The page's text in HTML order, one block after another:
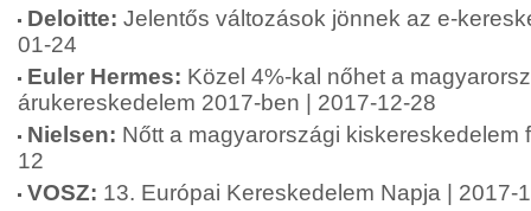
Deloitte: Jelentős változások jönnek az e-
01-24
Euler Hermes: Közel 4%-kal nőhet a
árukereskedelem 2017-ben | 2017-12-28
Nielsen: Nőtt a magyarországi kiskereskedelem
12
VOSZ: 13. Európai Kereskedelem Napja | 2017-